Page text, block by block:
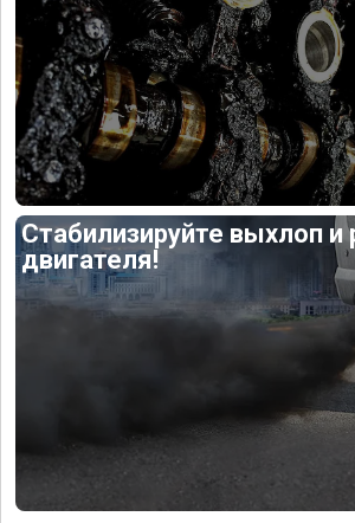
Стабилизируйте выхлоп и
двигателя!